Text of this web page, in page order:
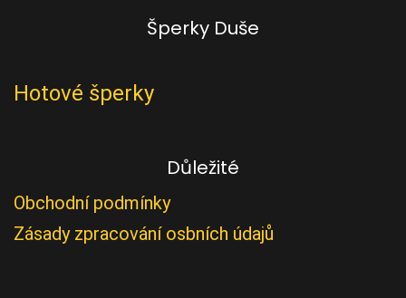
Šperky Duše
Hotové šperky
Důležité
Obchodní podmínky
Zásady zpracování osbních údajů